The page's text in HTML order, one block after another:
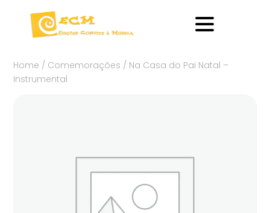
Home / Comemorações / Na Casa do Pai Natal –
Instrumental